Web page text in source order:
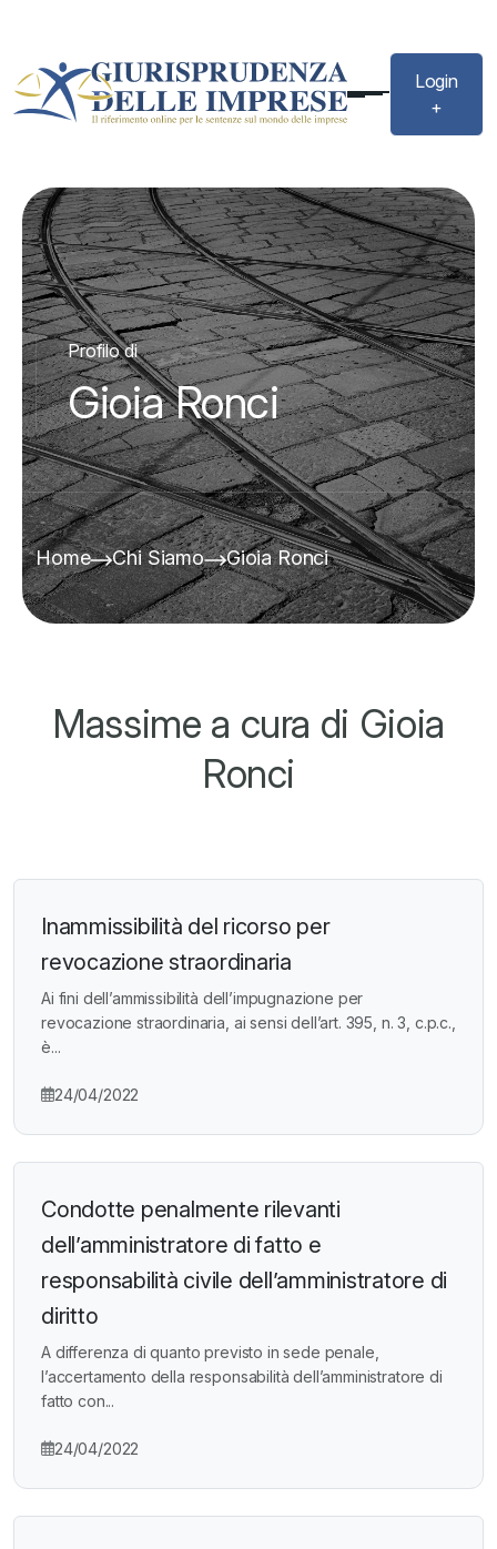
Login
+
Profilo di
Gioia Ronci
Home Chi Siamo Gioia Ronci
Massime a cura di Gioia
Ronci
Inammissibilità del ricorso per
revocazione straordinaria
Ai fini dell’ammissibilità dell’impugnazione per
revocazione straordinaria, ai sensi dell’art. 395, n. 3, c.p.c.,
è...
24/04/2022
Condotte penalmente rilevanti
dell’amministratore di fatto e
responsabilità civile dell’amministratore di
diritto
A differenza di quanto previsto in sede penale,
l’accertamento della responsabilità dell’amministratore di
fatto con...
24/04/2022